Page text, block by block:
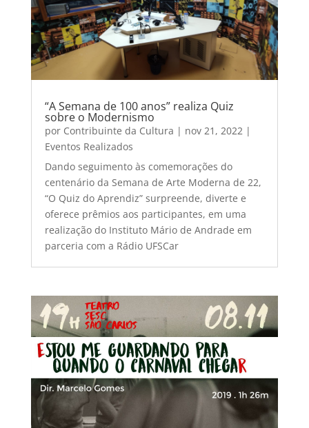
“A Semana de 100 anos” realiza Quiz
sobre o Modernismo
por Contribuinte da Cultura | nov 21, 2022|
Eventos Realizados
Dando seguimento às comemorações do
centenário da Semana de Arte Moderna de 22,
“O Quiz do Aprendiz” surpreende, diverte e
oferece prêmios aos participantes, em uma
realização do Instituto Mário de Andrade em
parceria com a Rádio UFSCar